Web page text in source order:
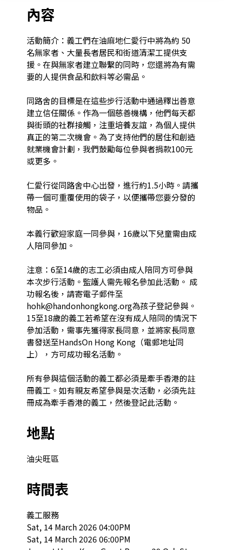
內容
活動簡介：義工們在油麻地仁愛行中將為約 50
名無家者、大量長者居民和街道清潔工提供支
援。在與無家者建立聯繫的同時，您還將為有需
要的人提供食品和飲料等必需品。
同路舍的目標是在這些步行活動中通過釋出善意
建立信任關係。作為一個慈善機構，他們每天都
與街頭的社群接觸，注重培養友誼，為個人提供
真正的第二次機會。為了支持他們的居住和創造
就業機會計劃，我們鼓勵每位參與者捐款100元
或更多。
仁愛行從同路舍中心出發，進行約1.5小時。請攜
帶一個可重覆使用的袋子，以便攜帶您要分發的
物品。
本義行歡迎家庭一同參與，16歲以下兒童需由成
人陪同參加。
注意：6至14歲的志工必須由成人陪同方可參與
本次步行活動。監護人需先報名參加此活動。 成
功報名後，請寄電子郵件至
hohk@handonhongkong.org為孩子登記參與。
15至18歲的義工若希望在沒有成人陪同的情況下
參加活動，需事先獲得家長同意，並將家長同意
書發送至HandsOn Hong Kong（電郵地址同
上），方可成功報名活動。
所有參與這個活動的義工都必須是牽手香港的註
冊義工。如有親友希望參與是次活動，必須先註
冊成為牽手香港的義工，然後登記此活動。
地點
油尖旺區
時間表
義工服務
Sat, 14 March 2026 04:00PM
Sat, 14 March 2026 06:00PM